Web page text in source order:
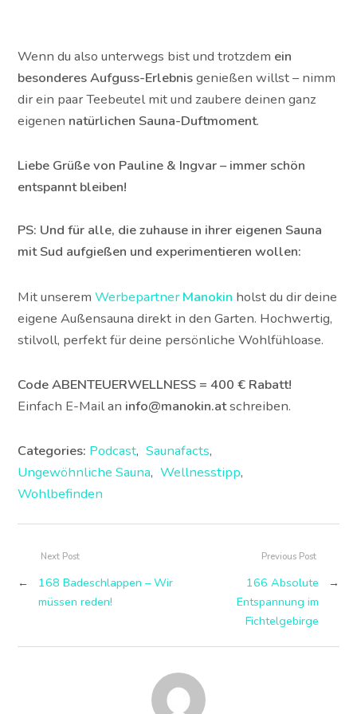
Wenn du also unterwegs bist und trotzdem ein
besonderes Aufguss-Erlebnisgenießen willst – nimm
dir ein paar Teebeutel mit und zaubere deinen ganz
eigenen natürlichen Sauna-Duftmoment.
Liebe Grüße von Pauline & Ingvar – immer schön
entspannt bleiben!
PS: Und für alle, die zuhause in ihrer eigenen Sauna
mit Sud aufgießen und experimentieren wollen:
Mit unseremWerbepartnerManokin holst du dir deine
eigene Außensauna direkt in den Garten. Hochwertig,
stilvoll, perfekt für deine persönliche Wohlfühloase.
Code ABENTEUERWELLNESS = 400 € Rabatt!
Einfach E-Mail an info@manokin.atschreiben.
Categories: Podcast, Saunafacts,
Ungewöhnliche Sauna, Wellnesstipp,
Wohlbefinden
Previous Post
166 Absolute
Entspannung im
Fichtelgebirge
→
Next Post
←
168 Badeschlappen – Wir
müssen reden!